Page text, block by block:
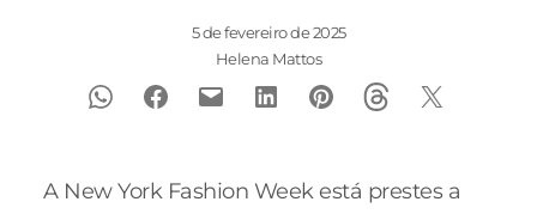
5 de fevereiro de 2025
Helena Mattos
A New York Fashion Week está prestes a